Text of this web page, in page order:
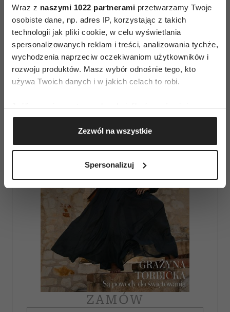
Wraz z naszymi 1022 partnerami przetwarzamy Twoje
osobiste dane, np. adres IP, korzystając z takich
technologii jak pliki cookie, w celu wyświetlania
spersonalizowanych reklam i treści, analizowania tychże,
wychodzenia naprzeciw oczekiwaniom użytkowników i
rozwoju produktów. Masz wybór odnośnie tego, kto
używa Twoich danych i w jakich celach to robi.
Jeśli wyrazisz na to zgodę, chcielibyśmy również:
Gromadzić dane dotyczące Twojej lokalizacji
geograficznej z dokładnością nawet do kilku metrów
Identyfikować Twoje urządzenie, aktywnie
(fingerprinting, czyli wirtualny odcisk palca)
dane są przetwarzane oraz ustaw własne preferencje w
sekcji szczegółów
. W Deklaracji plików cookie możesz
zmienić lub wycofać swoją zgodę w dowolnej chwili.
Wykorzystujemy pliki cookie do spersonalizowania treści
i reklam, aby oferować funkcje społecznościowe i
analizować ruch w naszej witrynie. Informacje o tym, jak
korzystasz z naszej witryny, udostępniamy partnerom
społecznościowym, reklamowym i analitycznym.
Partnerzy mogą połączyć te informacje z innymi danymi
Zezwól na wszystkie
Spersonalizuj
Więcej o wydarzeniu
ZAMÓW